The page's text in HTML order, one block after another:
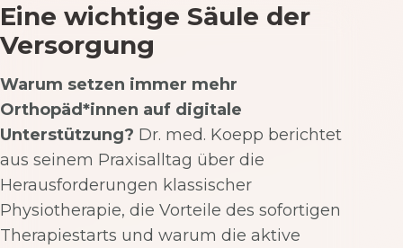
Eine wichtige Säule der
Versorgung
Warum setzen immer mehr
Orthopäd*innen auf digitale
Unterstützung? Dr. med. Koepp berichtet
aus seinem Praxisalltag über die
Herausforderungen klassischer
Physiotherapie, die Vorteile des sofortigen
Therapiestarts und warum die aktive